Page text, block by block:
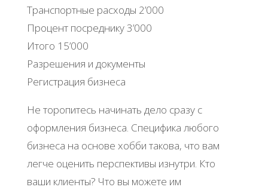
Транспортные расходы 2’000
Процент посреднику 3’000
Итого 15’000
Разрешения и документы
Регистрация бизнеса
Не торопитесь начинать дело сразу с
оформления бизнеса. Специфика любого
бизнеса на основе хобби такова, что вам
легче оценить перспективы изнутри. Кто
ваши клиенты? Что вы можете им